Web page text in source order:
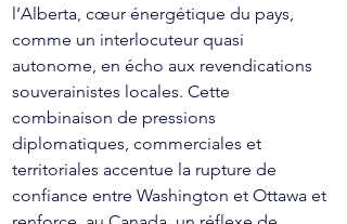
l’Alberta, cœur énergétique du pays,
comme un interlocuteur quasi
autonome, en écho aux revendications
souverainistes locales. Cette
combinaison de pressions
diplomatiques, commerciales et
territoriales accentue la rupture de
confiance entre Washington et Ottawa et